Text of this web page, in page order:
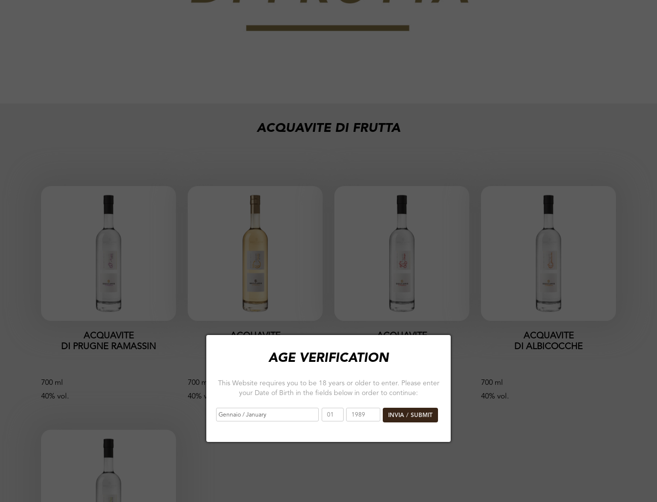
ACQUAVITE DI FRUTTA
ACQUAVITE
DI PRUGNE RAMASSIN
700 ml
40% vol.
ACQUAVITE
700 ml
40% vol.
ACQUAVITE
700 ml
40% vol.
ACQUAVITE
DI ALBICOCCHE
700 ml
40% vol.
AGE VERIFICATION
This Website requires you to be 18 years or older to enter. Please enter
your Date of Birth in the fields below in order to continue:
INVIA / SUBMIT